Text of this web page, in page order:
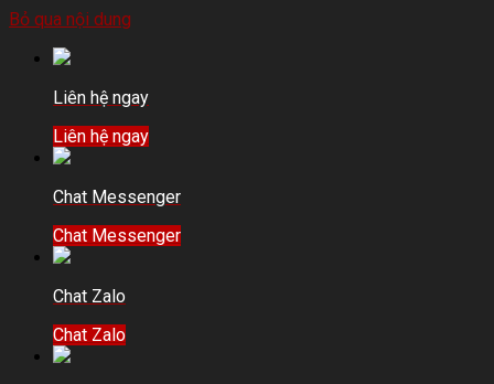
Bỏ qua nội dung
Liên hệ ngay
Liên hệ ngay
Chat Messenger
Chat Messenger
Chat Zalo
Chat Zalo